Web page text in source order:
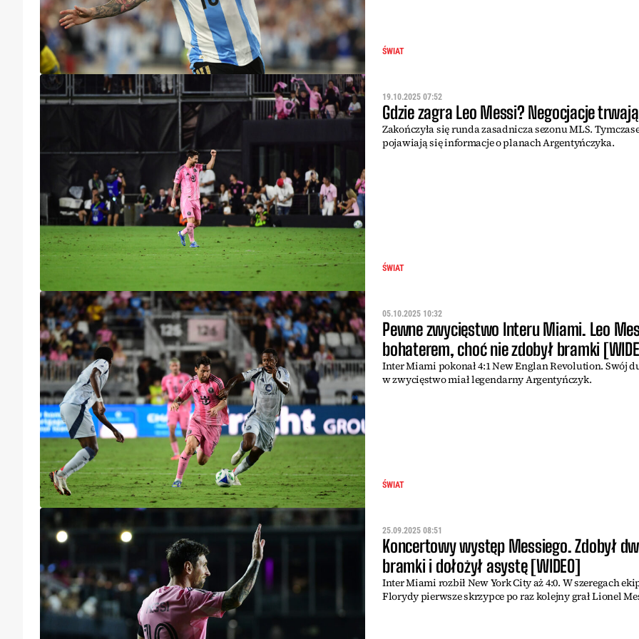
ŚWIAT
19.10.2025 07:52
Gdzie zagra Leo Messi? Negocjacje trwają
Zakończyła się runda zasadnicza sezonu MLS.
pojawiają się informacje o planach Argentyńczyka.
ŚWIAT
05.10.2025 10:32
Pewne zwycięstwo Interu Miami. Leo
bohaterem, choć nie zdobył bramki
Inter Miami pokonał 4:1 New Englan Revolution. Swój
w zwycięstwo miał legendarny Argentyńczyk.
ŚWIAT
25.09.2025 08:51
Koncertowy występ Messiego. Zdobył
bramki i dołożył asystę [WIDEO]
Inter Miami rozbił New York City aż 4:0. W szeregach
Florydy pierwsze skrzypce po raz kolejny grał Lionel